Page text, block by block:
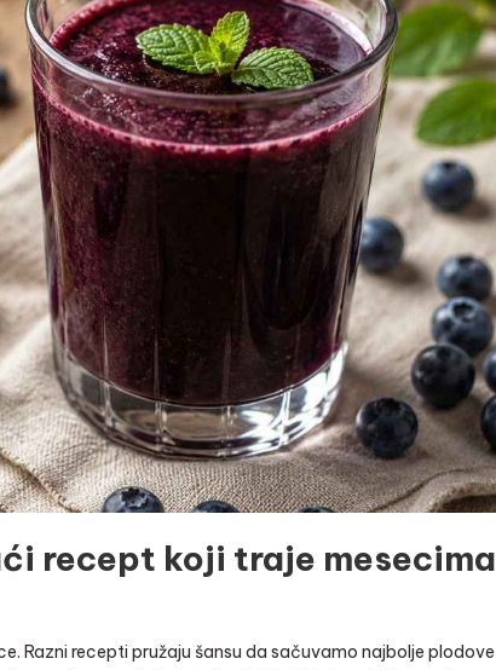
recept koji traje mesecima
Razni recepti pružaju šansu da sačuvamo najbolje plodove